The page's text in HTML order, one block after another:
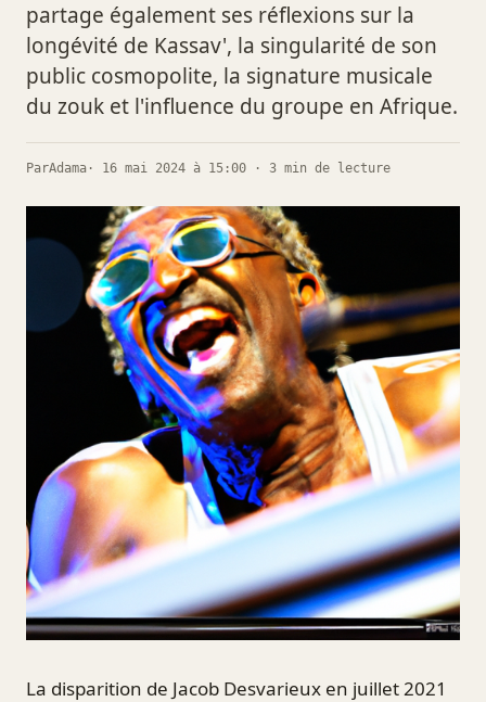
partage également ses réflexions sur la
longévité de Kassav', la singularité de son
public cosmopolite, la signature musicale
du zouk et l'influence du groupe en Afrique.
ParAdama · 16 mai 2024 à 15:00 · 3 min de lecture
La disparition de Jacob Desvarieux en juillet 2021